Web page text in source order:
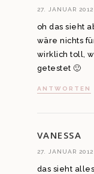
27. JANUAR 2012
oh das sieht
wäre nichts
wirklich toll,
getestet 🙂
ANTWORTEN
VANESSA
27. JANUAR 2012
das sieht